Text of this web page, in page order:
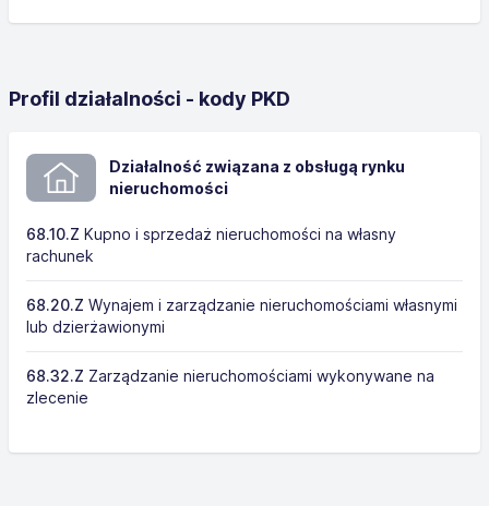
Profil działalności - kody PKD
Działalność związana z obsługą rynku
nieruchomości
68.10.Z Kupno i sprzedaż nieruchomości na własny
rachunek
68.20.Z Wynajem i zarządzanie nieruchomościami własnymi
lub dzierżawionymi
68.32.Z Zarządzanie nieruchomościami wykonywane na
zlecenie